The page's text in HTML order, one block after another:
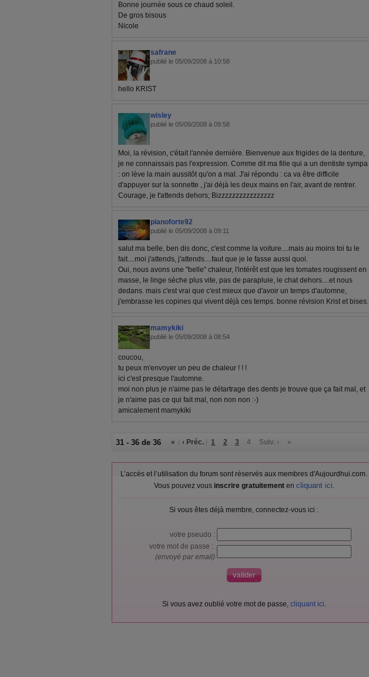
Bonne journée sous ce chaud soleil.
De gros bisous
Nicole
safrane
publié le 05/09/2008 à 10:58
hello KRIST
wisley
publié le 05/09/2008 à 09:58
Moi, la révision, c'était l'année dernière. Bienvenue aux frigides de la denture,
je ne connaissais pas l'expression. Comme dit ma fille qui a un dentiste sympa
: on lève la main aussitôt qu'on a mal. J'ai répondu : ca va être difficile
d'appuyer sur la sonnette , j'ai déjà les deux mains en l'air, avant de rentrer.
Courage, je t'attends dehors; Bizzzzzzzzzzzzzzzz
pianoforte92
publié le 05/09/2008 à 09:11
salut ma belle, ben dis donc, c'est comme la voiture....mais au moins toi tu le
fait....moi j'attends, j'attends....faut que je le fasse aussi quoi.
Oui, nous avons une "belle" chaleur, l'intérêt est que les tomates rougissent en
masse, le linge sèche plus vite, pas de parapluie, le chat dehors....et nous
dedans. mais c'est vrai que c'est mieux que d'avoir un temps d'automne,
j'embrasse les copines qui vivent déjà ces temps. bonne révision Krist et bises.
mamykiki
publié le 05/09/2008 à 08:54
coucou,
tu peux m'envoyer un peu de chaleur ! ! !
ici c'est presque l'automne.
moi non plus je n'aime pas le détartrage des dents je trouve que ça fait mal, et
je n'aime pas ce qui fait mal, non non non :-)
amicalement mamykiki
31 - 36 de 36 « ‹ Préc. 1 2 3 4 Suiv. › »
L’accès et l’utilisation du forum sont réservés aux membres d'Aujourdhui.com.
Vous pouvez vous inscrire gratuitementen cliquant ici.
Si vous êtes déjà membre, connectez-vous ici :
votre pseudo :
votre mot de passe :
(envoyé par email)
Si vous avez oublié votre mot de passe, cliquant ici.